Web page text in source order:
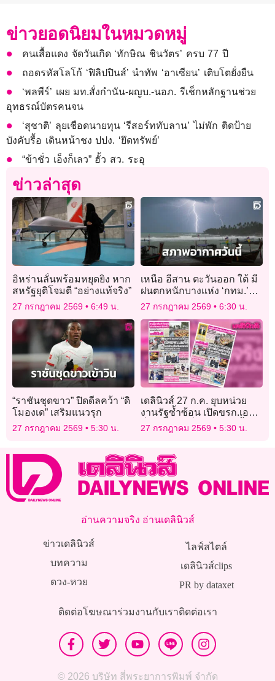
ข่าวยอดนิยมในหมวดหมู่
คนเสื้อแดง จัดวันเกิด ‘ทักษิณ ชินวัตร’ ครบ 77 ปี
ถอดรหัสโลโก้ ‘ฟิลิปปินส์’ นำทัพ ‘อาเซียน’ เติบโตยั่งยืน
‘พลพีร์’ เผย มท.สั่งกำนัน-ผญบ.-นอภ. รีเช็กหลักฐานช่วย
อุทธรณ์บัตรคนจน
‘สุชาติ’ ลุยเชือดนายทุน ‘รีสอร์ททับลาน’ ไม่พัก ติดป้าย
บังคับรื้อ เดินหน้าชง ปปง. ‘ยึดทรัพย์’
“ข้าชั่ว เอ็งก็เลว” ฮั้ว สว. ระอุ
ข่าวล่าสุด
อิหร่านลั่นพร้อมหยุดยิง หาก
สหรัฐยุติโจมตี “อย่างแท้จริง”
27 กรกฎาคม 2569 6:49 น.
เหนือ อีสาน ตะวันออก ใต้ มี
ฝนตกหนักบางแห่ง ‘กทม.’
ฝนฟ้าคะนอง ร้อยละ 40 ของ
27 กรกฎาคม 2569 6:30 น.
“ราชันชุดขาว” ปิดดีลคว้า “ดิ
โมองเด” เสริมแนวรุก
27 กรกฎาคม 2569 5:30 น.
เดลินิวส์ 27 ก.ค. ยุบหน่วย
งานรัฐซ้ำซ้อน เปิดขรก.เออร์
ลี่ โยกย้าย-เริ่มกันยายนนี้
27 กรกฎาคม 2569 5:30 น.
อ่านความจริง อ่านเดลินิวส์
ข่าวเดลินิวส์
บทความ
ดวง-หวย
ไลฟ์สไตล์
เดลินิวส์clips
PR by dataxet
ติดต่อโฆษณาร่วมงานกับเราติดต่อเรา
© 2026 บริษัท สี่พระยาการพิมพ์ จำกัด